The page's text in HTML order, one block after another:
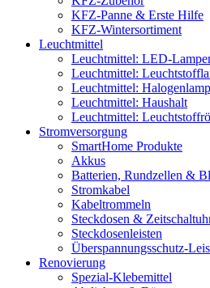
KFZ-Panne & Erste Hilfe
KFZ-Wintersortiment
Leuchtmittel
Leuchtmittel: LED-
Leuchtmittel:
Leuchtmittel:
Leuchtmittel: Haushalt
Leuchtmittel:
Stromversorgung
SmartHome Produkte
Akkus
Batterien, Rundzellen &
Stromkabel
Kabeltrommeln
Steckdosen &
Steckdosenleisten
Überspannungsschutz-
Renovierung
Spezial-Klebemittel